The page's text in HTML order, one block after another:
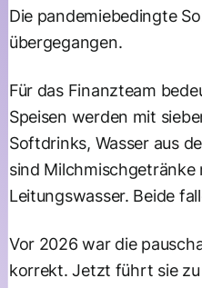
Die pandemiebedingte
übergegangen.
Für das Finanzteam
Speisen werden mit
Softdrinks, Wasser aus
sind
Leitungswasser. Beide
Vor 2026 war die
korrekt. Jetzt führt sie